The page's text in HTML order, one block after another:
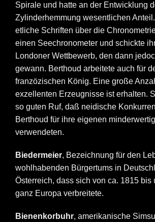
Spirale und hatte an der Entwicklung
Zylinderhemmung wesentlichen
etliche Schriften über die
einen Seechronometer und schickte
Londoner Wettbewerb, den dann
gewann. Berthoud arbeitete auch für
franzözischen König. Eine große
exzellenten Erzeugnisse ist erhalten.
so guten Ruf, daß neidische
Berthoud für ihre eigenen
verwendeten.
Biedermeier, Bezeichnung für den
wohlhabenden Bürgertums in
Österreich, dass sich von ca. 1815 bis
ganz Europa verbreitete.
Bienenkorbuhr, amerikanische